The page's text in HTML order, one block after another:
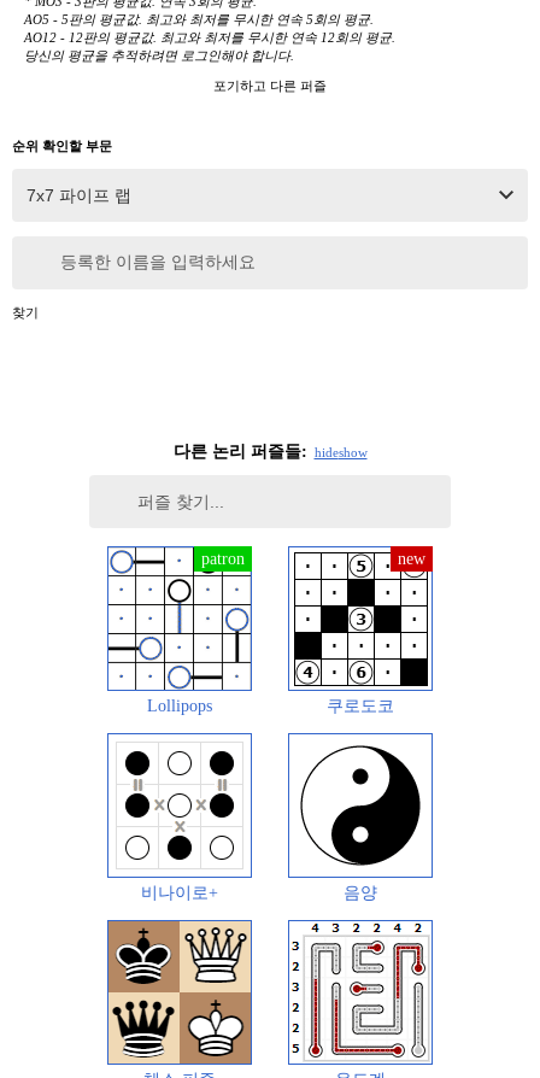
AO5 - 5판의 평균값. 최고와 최저를 무시한 연속 5회의 평균.
AO12 - 12판의 평균값. 최고와 최저를 무시한 연속 12회의 평균.
당신의 평균을 추적하려면 로그인해야 합니다.
포기하고 다른 퍼즐
순위 확인할 부문
등록한 이름을 입력하세요
찾기
다른 논리 퍼즐들: hideshow
Lollipops 쿠로도코
비나이로+ 음양